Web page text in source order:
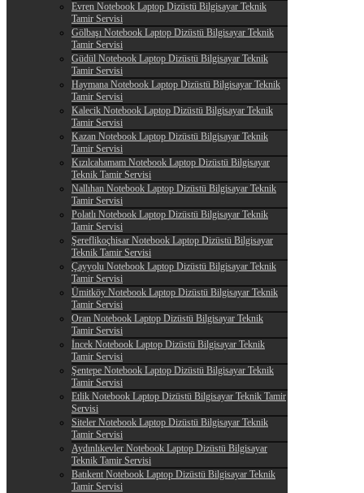
Evren Notebook Laptop Dizüstü Bilgisayar Teknik
Tamir Servisi
Gölbaşı Notebook Laptop Dizüstü Bilgisayar Teknik
Tamir Servisi
Güdül Notebook Laptop Dizüstü Bilgisayar Teknik
Tamir Servisi
Haymana Notebook Laptop Dizüstü Bilgisayar Teknik
Tamir Servisi
Kalecik Notebook Laptop Dizüstü Bilgisayar Teknik
Tamir Servisi
Kazan Notebook Laptop Dizüstü Bilgisayar Teknik
Tamir Servisi
Kızılcahamam Notebook Laptop Dizüstü Bilgisayar
Teknik Tamir Servisi
Nallıhan Notebook Laptop Dizüstü Bilgisayar Teknik
Tamir Servisi
Polatlı Notebook Laptop Dizüstü Bilgisayar Teknik
Tamir Servisi
Şereflikoçhisar Notebook Laptop Dizüstü Bilgisayar
Teknik Tamir Servisi
Çayyolu Notebook Laptop Dizüstü Bilgisayar Teknik
Tamir Servisi
Ümitköy Notebook Laptop Dizüstü Bilgisayar Teknik
Tamir Servisi
Oran Notebook Laptop Dizüstü Bilgisayar Teknik
Tamir Servisi
İncek Notebook Laptop Dizüstü Bilgisayar Teknik
Tamir Servisi
Şentepe Notebook Laptop Dizüstü Bilgisayar Teknik
Tamir Servisi
Etlik Notebook Laptop Dizüstü Bilgisayar Teknik Tamir
Servisi
Siteler Notebook Laptop Dizüstü Bilgisayar Teknik
Tamir Servisi
Aydınlıkevler Notebook Laptop Dizüstü Bilgisayar
Teknik Tamir Servisi
Batıkent Notebook Laptop Dizüstü Bilgisayar Teknik
Tamir Servisi